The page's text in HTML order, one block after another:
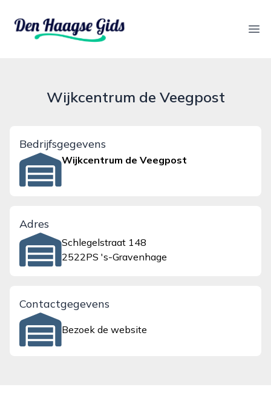
denhaagsegids.nl
Wijkcentrum de Veegpost
Bedrijfsgegevens
Wijkcentrum de Veegpost
Adres
Schlegelstraat 148
2522PS 's-Gravenhage
Contactgegevens
Bezoek de website